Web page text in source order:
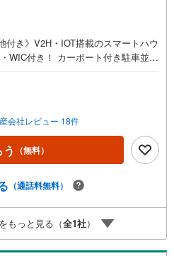
付き》V2H・IOT搭載のスマートハウ
のスマートハウス！（詳しくは担当
ーテン付き！LDK・主寝室にエアコ
吹付断熱材を採用 *ライフインフ
ウン市名坂:徒歩14分ウエルシア:徒
:徒歩7分ジャパンミート:車約5分七北
北田中学校:徒歩22分*購入サポート情
（無料）既存ローンがある方や借入
会社レビュー 18件
（無料）
（通話料無料）
もっと見る（全1社）